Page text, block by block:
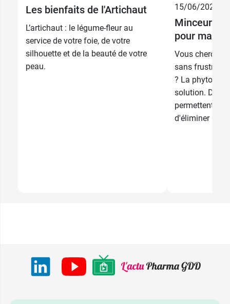
Les bienfaits de l'Artichaut
L’artichaut : le légume-fleur au
service de votre foie, de votre
silhouette et de la beauté de votre
peau.
15/06/2026
Minceur :
pour
Vous
sans
? La
solution. De
permettent de
d'éliminer les